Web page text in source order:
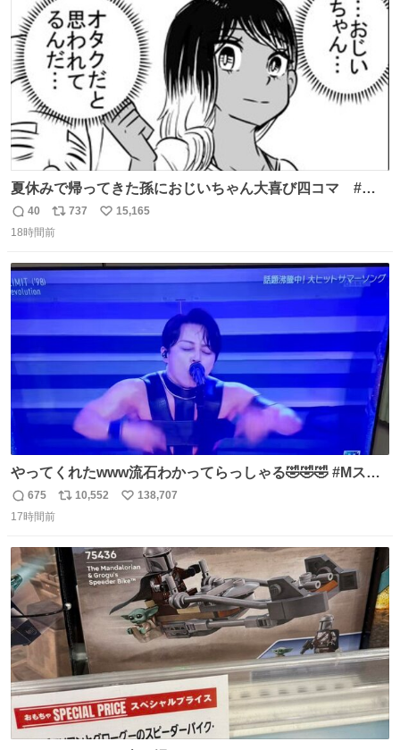
数
夏休みで帰ってきた孫におじいちゃん大喜び四コマ #四
コマ漫画 #Web漫画 #漫画が読めるハッシュタグ
返
信
40
リ
ポ
ト
737
い
数
15,165
18時間前
やってくれたwww流石わかってらっしゃる🤣🤣🤣 #Mステ
#西川貴教
返
信
675
リ
ト
数
10,552
い
数
138,707
17時間前